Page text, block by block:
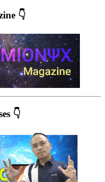
👇
👇